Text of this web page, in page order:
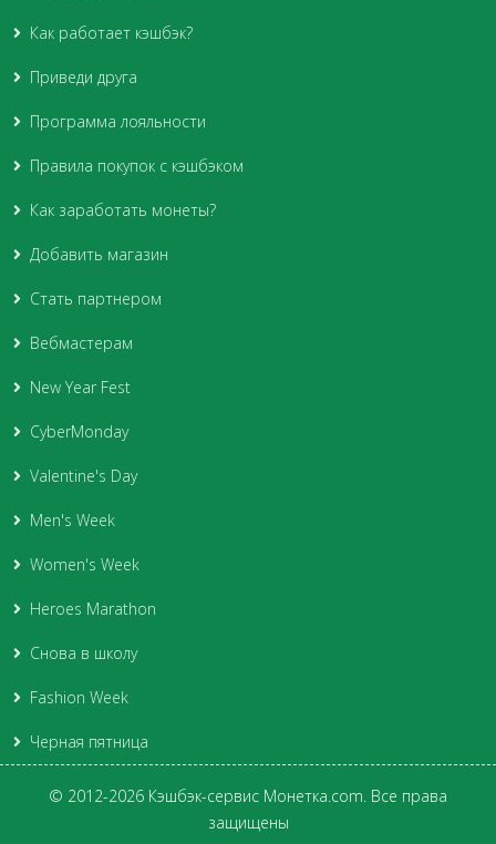
Как работает кэшбэк?
Приведи друга
Программа лояльности
Правила покупок с кэшбэком
Как заработать монеты?
Добавить магазин
Стать партнером
Вебмастерам
New Year Fest
CyberMonday
Valentine's Day
Men's Week
Women's Week
Heroes Marathon
Снова в школу
Fashion Week
Черная пятница
© 2012-2026 Кэшбэк-сервис Монетка.com. Все права
защищены